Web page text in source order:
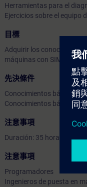
Herramientas para el
Ejercicios sobre el equipo
目標
Adquirir los
máquinas con SIMOTION
先決條件
Conocimientos básicos
Conocimientos básicos
注意事項
Duración: 35 horas
注意事項
Programadores
Ingenieros de puesta en